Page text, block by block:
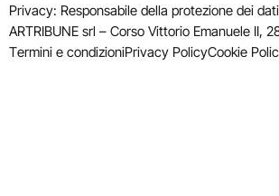
Privacy: Responsabile della protezione dei
ARTRIBUNE srl – Corso Vittorio Emanuele II,
Termini e condizioniPrivacy PolicyCookie